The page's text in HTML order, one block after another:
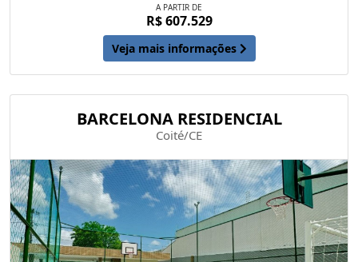
A PARTIR DE
R$ 607.529
Veja mais informações
BARCELONA RESIDENCIAL
Coité/CE